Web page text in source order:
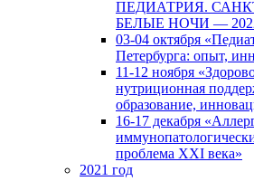
ПЕДИАТРИЯ.
БЕЛЫЕ НОЧИ —
03-04 октября
Петербурга: опыт,
11-12 ноября
нутриционная
образование,
16-17 декабря
проблема XXI века»
2021 год